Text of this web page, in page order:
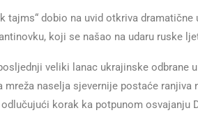
tajms“ dobio na uvid otkriva
koji se našao na udaru ruske
veliki lanac ukrajinske odbrane
naselja sjevernije postaće ranjiva
korak ka potpunom osvajanju